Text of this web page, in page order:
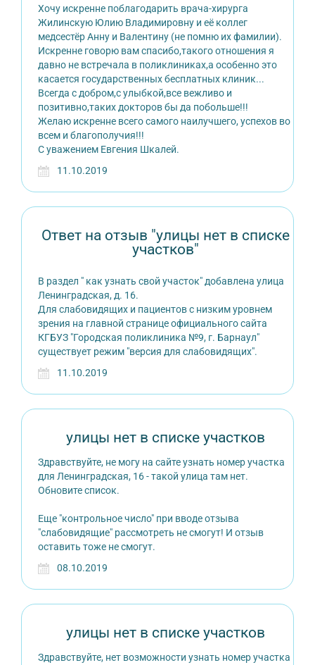
Хочу искренне поблагодарить врача-хирурга
Жилинскую Юлию Владимировну и её коллег
медсестёр Анну и Валентину (не помню их фамилии).
Искренне говорю вам спасибо,такого отношения я
давно не встречала в поликлиниках,а особенно это
касается государственных бесплатных клиник...
Всегда с добром,с улыбкой,все вежливо и
позитивно,таких докторов бы да побольше!!!
Желаю искренне всего самого наилучшего, успехов во
всем и благополучия!!!
С уважением Евгения Шкалей.
11.10.2019
Ответ на отзыв "улицы нет в списке
участков"
В раздел " как узнать свой участок" добавлена улица
Ленинградская, д. 16.
Для слабовидящих и пациентов с низким уровнем
зрения на главной странице официального сайта
КГБУЗ "Городская поликлиника №9, г. Барнаул"
существует режим "версия для слабовидящих".
11.10.2019
улицы нет в списке участков
Здравствуйте, не могу на сайте узнать номер участка
для Ленинградская, 16 - такой улица там нет.
Обновите список.
Еще "контрольное число" при вводе отзыва
"слабовидящие" рассмотреть не смогут! И отзыв
оставить тоже не смогут.
08.10.2019
улицы нет в списке участков
Здравствуйте, нет возможности узнать номер участка